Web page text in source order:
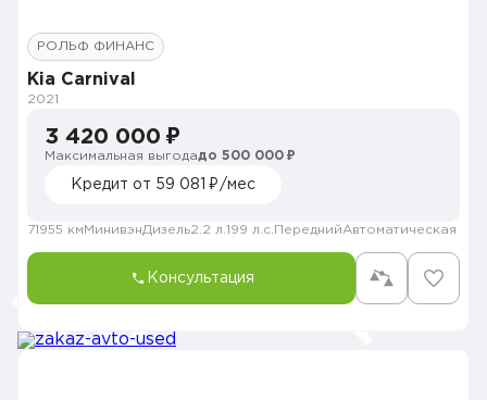
РОЛЬФ ФИНАНС
Kia Carnival
2021
3 420 000 ₽
Максимальная выгодадо 500 000 ₽
Кредит от 59 081 ₽/мес
71955 км МинивэнДизель2.2 л. 199 л.с. ПереднийАвтоматическая
Консультация